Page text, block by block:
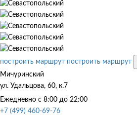
построить маршрут построить маршрут
Мичуринский
ул. Удальцова, 60, к.7
Ежедневно с 8:00 до 22:00
+7 (499) 460-69-76